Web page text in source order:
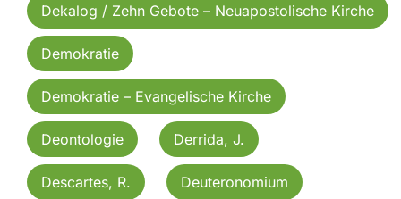
Dekalog / Zehn Gebote – Neuapostolische Kirche
Demokratie
Demokratie – Evangelische Kirche
Deontologie Derrida, J.
Descartes, R. Deuteronomium